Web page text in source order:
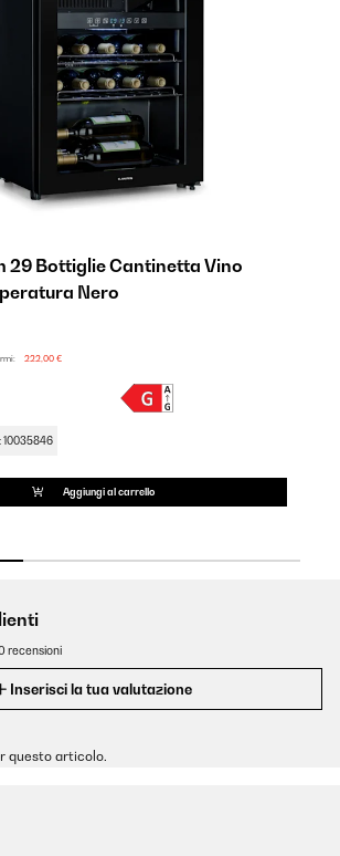
29 Bottiglie Cantinetta Vino
Nero
222,00 €
10035846
Aggiungi al carrello
recensioni
Inserisci la tua valutazione
questo articolo.